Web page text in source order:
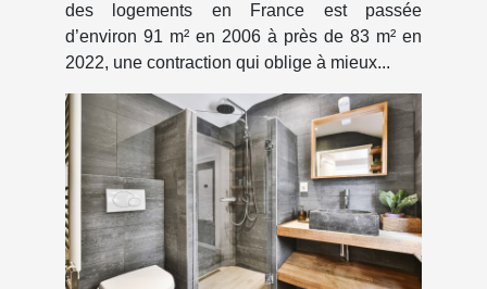
des logements en France est passée
d’environ 91 m² en 2006 à près de 83 m² en
2022, une contraction qui oblige à mieux...